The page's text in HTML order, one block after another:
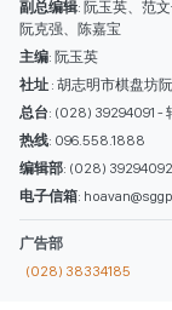
(028) 38334185
类别